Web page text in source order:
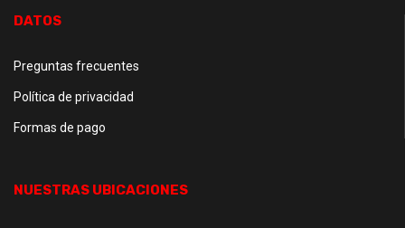
DATOS
Preguntas frecuentes
Política de privacidad
Formas de pago
NUESTRAS UBICACIONES